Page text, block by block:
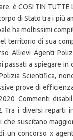
è COSI TIN
di Stato tra i più
ha moltissimi
territorio di sua
Allievi Agenti
passati a spiegare
Scientifica,
prove di
Commenti
Tra i diversi reparti
suscitano
di un concorso x